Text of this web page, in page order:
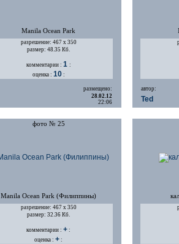
Manila Ocean Park
разрешение: 467 х 350
размер: 48.35 Кб.
комментарии : 1 :
оценка : 10:
размещено:
28.02.12
22:06
автор:
Ted
фото № 25
Manila Ocean Park (Филиппины)
разрешение: 467 х 350
размер: 32.36 Кб.
комментарии : + :
оценка : + :